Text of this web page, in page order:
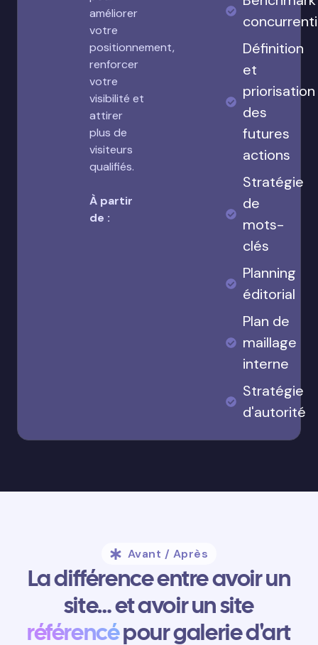
améliorer
votre
positionnement,
renforcer
votre
visibilité et
attirer
plus de
visiteurs
qualifiés.
À partir
de :
Définition
et
priorisation
des
futures
actions
Stratégie
de
mots-
clés
Planning
éditorial
Plan de
maillage
interne
Stratégie
d'autorité
Avant / Après
La différence entre avoir un
site… et avoir un site
référencépour galerie d'art